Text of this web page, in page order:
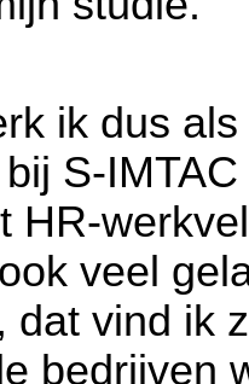
ik dus
S-
HR-
veel
dat vind ik
bedrijven